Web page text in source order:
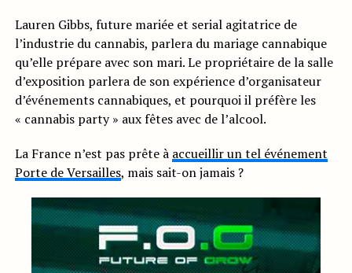
Lauren Gibbs, future mariée et serial agitatrice de
l’industrie du cannabis, parlera du mariage cannabique
qu’elle prépare avec son mari. Le propriétaire de la salle
d’exposition parlera de son expérience d’organisateur
d’événements cannabiques, et pourquoi il préfère les
« cannabis party » aux fêtes avec de l’alcool.
La France n’est pas prête à accueillir un tel événement
Porte de Versailles, mais sait-on jamais ?